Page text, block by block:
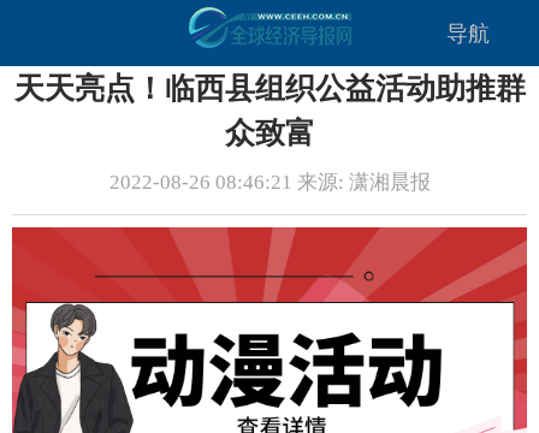
导航
天天亮点！临西县组织公益活动助推群
众致富
2022-08-26 08:46:21 来源: 潇湘晨报